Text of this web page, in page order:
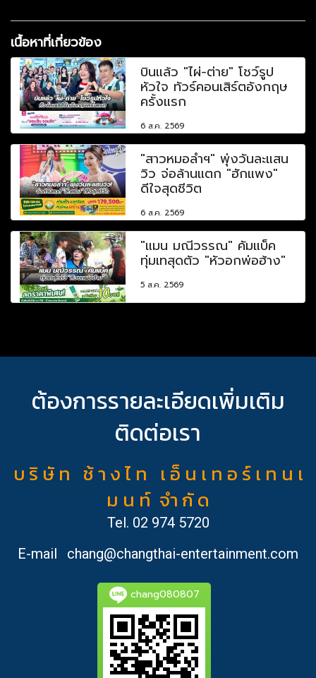
เนื้อหาที่เกี่ยวข้อง
บินแล้ว "ไผ่-ต่าย" โชว์รูป
หัวใจ ทัวร์คอนเสิร์ตอังกฤษ
ครั้งแรก
6 ส.ค. 2569
"สาวหมอลำฯ" พุ่งวันละแสน
วิว จ่อล้านแตก "ฮักแพง"
ดีใจสุดชีวิต
6 ส.ค. 2569
"แมน มณีวรรณ" คัมแบ็ค
ทุ่มเทสุดตัว "หัวอกพ่อฮ้าง"
5 ส.ค. 2569
ต้องการรายละเอียดเพิ่มเติม
ติดต่อเรา
บ ริ ษั ท ช้ า ง ไ ท เ อ็ น เ ท อ ร์ เ ท น เ
ม น ท์ จำ กั ด
Tel. 02 974 5720
E-mail
chang@changthai-entertainment.com
chang080807